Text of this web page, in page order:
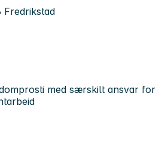
Fredrikstad
med særskilt ansvar for